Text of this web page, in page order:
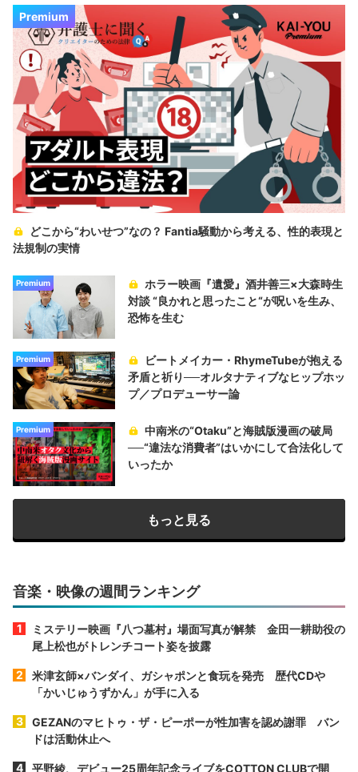
Premium
どこから“わいせつ”なの？ Fantia騒動から考える、性的表現と
法規制の実情
Premium
ホラー映画『遺愛』酒井善三×大森時生
対談 “良かれと思ったこと“が呪いを生み、
恐怖を生む
Premium
ビートメイカー・RhymeTubeが抱える
矛盾と祈り──オルタナティブなヒップホッ
プ／プロデューサー論
Premium
中南米の“Otaku”と海賊版漫画の破局
──“違法な消費者”はいかにして合法化して
いったか
もっと見る
音楽・映像の週間ランキング
ミステリー映画『八つ墓村』場面写真が解禁 金田一耕助役の
尾上松也がトレンチコート姿を披露
米津玄師×バンダイ、ガシャポンと食玩を発売 歴代CDや
「かいじゅうずかん」が手に入る
GEZANのマヒトゥ・ザ・ピーポーが性加害を認め謝罪 バン
ドは活動休止へ
平野綾、デビュー25周年記念ライブをCOTTON CLUBで開